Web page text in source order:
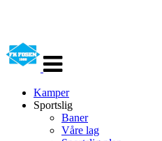
navigasjon
Kamper
Sportslig
Baner
Våre lag